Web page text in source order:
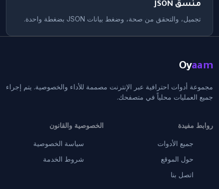
منسق JSON
تجميل، والتحقق من صحة، وضغط بيانات JSON بضغطة واحدة.
Oyaam
مجموعة أدوات احترافية عبر الإنترنت مصممة للأداء والخصوصية. يتم إجراء
جميع العمليات محلياً في متصفحك.
روابط مفيدة
جميع الأدوات
حول الموقع
اتصل بنا
الخصوصية والقانون
سياسة الخصوصية
شروط الخدمة